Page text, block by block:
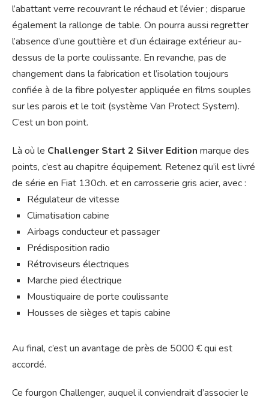
l’abattant verre recouvrant le réchaud et l’évier ; disparue
également la rallonge de table. On pourra aussi regretter
l’absence d’une gouttière et d’un éclairage extérieur au-
dessus de la porte coulissante. En revanche, pas de
changement dans la fabrication et l’isolation toujours
confiée à de la fibre polyester appliquée en films souples
sur les parois et le toit (système Van Protect System).
C’est un bon point.
Là où le Challenger Start 2 Silver Edition marque des
points, c’est au chapitre équipement. Retenez qu’il est livré
de série en Fiat 130ch. et en carrosserie gris acier, avec :
Régulateur de vitesse
Climatisation cabine
Airbags conducteur et passager
Prédisposition radio
Rétroviseurs électriques
Marche pied électrique
Moustiquaire de porte coulissante
Housses de sièges et tapis cabine
Au final, c’est un avantage de près de 5000 € qui est
accordé.
Ce fourgon Challenger, auquel il conviendrait d’associer le